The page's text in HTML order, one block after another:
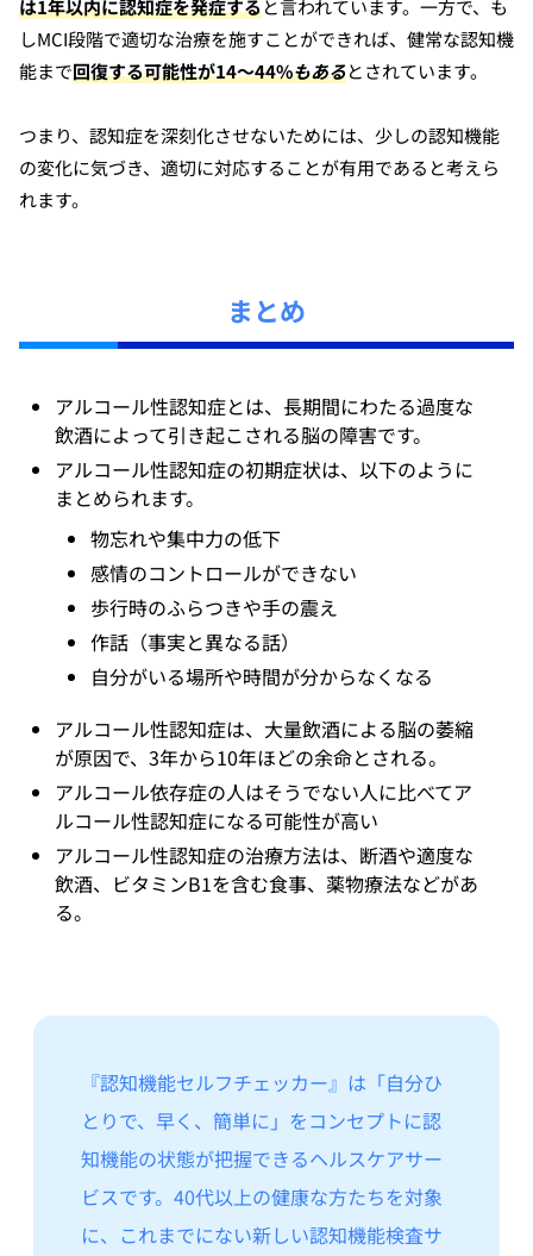
は1年以内に認知症を発症すると言われています。一方で、も
しMCI段階で適切な治療を施すことができれば、健常な認知機
能まで回復する可能性が14〜44%もあるとされています。
つまり、認知症を深刻化させないためには、少しの認知機能
の変化に気づき、適切に対応することが有用であると考えら
れます。
まとめ
アルコール性認知症とは、長期間にわたる過度な
飲酒によって引き起こされる脳の障害です。
アルコール性認知症の初期症状は、以下のように
まとめられます。
物忘れや集中力の低下
感情のコントロールができない
歩行時のふらつきや手の震え
作話（事実と異なる話）
自分がいる場所や時間が分からなくなる
アルコール性認知症は、大量飲酒による脳の萎縮
が原因で、3年から10年ほどの余命とされる。
アルコール依存症の人はそうでない人に比べてア
ルコール性認知症になる可能性が高い
アルコール性認知症の治療方法は、断酒や適度な
飲酒、ビタミンB1を含む食事、薬物療法などがあ
る。
『認知機能セルフチェッカー』は「自分ひ
とりで、早く、簡単に」をコンセプトに認
知機能の状態が把握できるヘルスケアサー
ビスです。40代以上の健康な方たちを対象
に、これまでにない新しい認知機能検査サ